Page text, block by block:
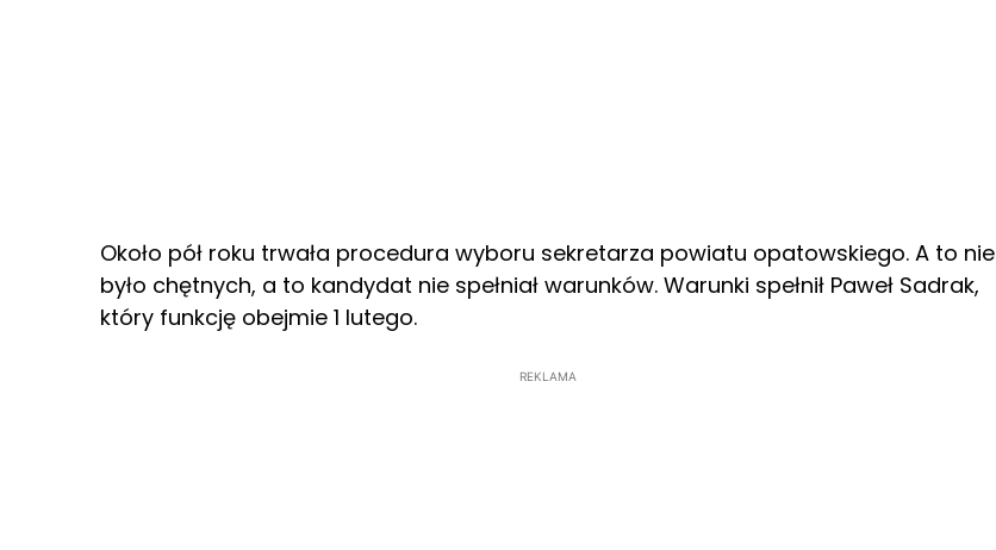
Około pół roku trwała procedura wyboru sekretarza powiatu opatowskiego. A to nie
było chętnych, a to kandydat nie spełniał warunków. Warunki spełnił Paweł Sadrak,
który funkcję obejmie 1 lutego.
REKLAMA